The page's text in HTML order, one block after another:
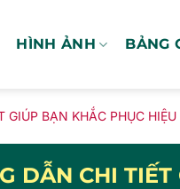
HÌNH ẢNH BẢNG
BẠN KHẮC PHỤC HIỆU
DẪN CHI